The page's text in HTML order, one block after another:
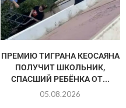
ПРЕМИЮ ТИГРАНА КЕОСАЯНА
ПОЛУЧИТ ШКОЛЬНИК,
СПАСШИЙ РЕБЁНКА ОТ...
05.08.2026